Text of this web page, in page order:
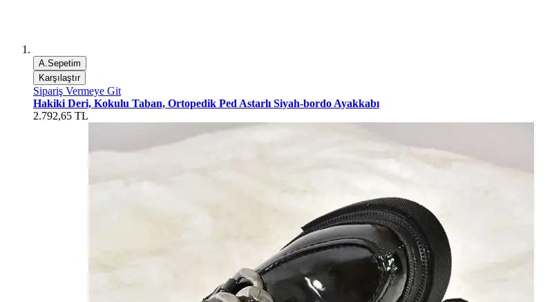
A.Sepetim
Karşılaştır
Sipariş Vermeye Git
Hakiki Deri, Kokulu Taban, Ortopedik Ped Astarlı Siyah-bordo Ayakkabı
2.792,65 TL